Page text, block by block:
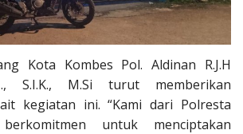
Kota Kombes Pol. Aldinan R.J.H
S.I.K., M.Si turut memberikan
kegiatan ini. “Kami dari Polresta
untuk menciptakan